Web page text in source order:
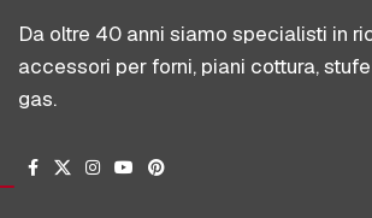
Da oltre 40 anni siamo specialisti in
accessori per forni, piani cottura,
gas.